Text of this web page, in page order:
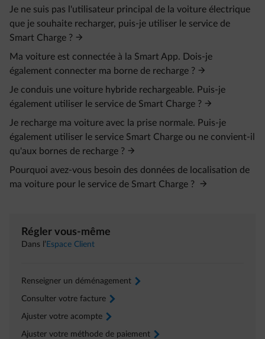
Je ne suis pas l'utilisateur principal de la voiture électrique
que je souhaite recharger, puis-je utiliser le service de
Smart Charge ?
Ma voiture est connectée à la Smart App. Dois-je
également connecter ma borne de recharge ?
Je conduis une voiture hybride rechargeable. Puis-je
également utiliser le service de Smart Charge ?
Je recharge ma voiture avec la prise normale. Puis-je
également utiliser le service Smart Charge ou ne convient-il
qu'aux bornes de recharge ?
Pourquoi avez-vous besoin des données de localisation de
ma voiture pour le service de Smart Charge ?
Régler vous-même
Dans l’ Espace Client
Renseigner un déménagement arrow-right
Consulter votre facture arrow-right
Ajuster votre acompte arrow-right
Ajuster votre méthode de paiement arrow-right